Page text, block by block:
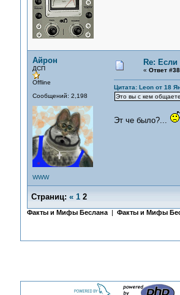
Айрон
ДСП
Offline
Сообщений: 2,198
WWW
Re: Если
« Ответ
Цитата: Leon от 18
Это вы с кем
Эт че было?...
Страниц: « 1 2
Факты и Мифы Беслана| Факты и Мифы